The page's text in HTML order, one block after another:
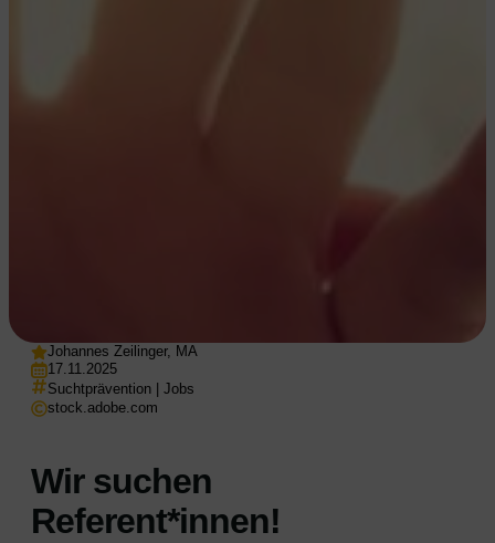
Johannes Zeilinger, MA
17.11.2025
Suchtprävention
Jobs
stock.adobe.com
Wir suchen
Referent*innen!